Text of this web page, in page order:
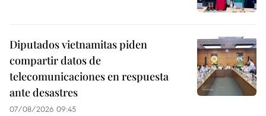
Diputados vietnamitas piden
compartir datos de
telecomunicaciones en respuesta
ante desastres
07/08/2026 09:45